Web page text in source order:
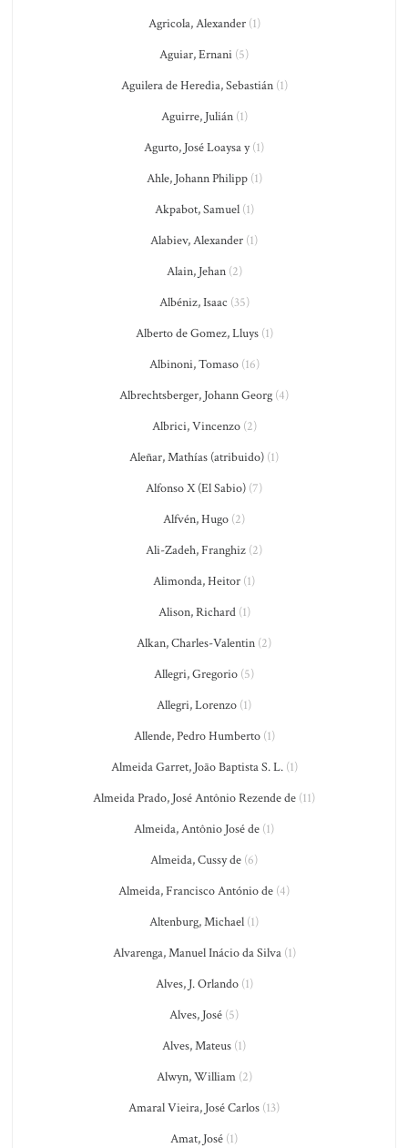
Agricola, Alexander(1)
Aguiar, Ernani (5)
Aguilera de Heredia, Sebastián(1)
Aguirre, Julián(1)
Agurto, José Loaysa y(1)
Ahle, Johann Philipp(1)
Akpabot, Samuel(1)
Alabiev, Alexander (1)
Alain, Jehan(2)
Albéniz, Isaac (35)
Alberto de Gomez, Lluys(1)
Albinoni, Tomaso(16)
Albrechtsberger, Johann Georg (4)
Albrici, Vincenzo(2)
Aleñar, Mathías (atribuido) (1)
Alfonso X (El Sabio) (7)
Alfvén, Hugo (2)
Ali-Zadeh, Franghiz (2)
Alimonda, Heitor (1)
Alison, Richard(1)
Alkan, Charles-Valentin (2)
Allegri, Gregorio (5)
Allegri, Lorenzo (1)
Allende, Pedro Humberto(1)
Almeida Garret, João Baptista S. L.(1)
Almeida Prado, José Antônio Rezende de (11)
Almeida, Antônio José de (1)
Almeida, Cussy de (6)
Almeida, Francisco António de (4)
Altenburg, Michael (1)
Alvarenga, Manuel Inácio da Silva(1)
Alves, J. Orlando(1)
Alves, José (5)
Alves, Mateus (1)
Alwyn, William(2)
Amaral Vieira, José Carlos (13)
Amat, José (1)